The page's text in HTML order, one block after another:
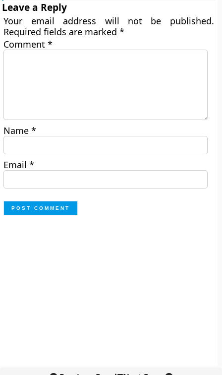
Leave a Reply
Your email address will not be published.
Required fields are marked*
Comment*
Name*
Email*